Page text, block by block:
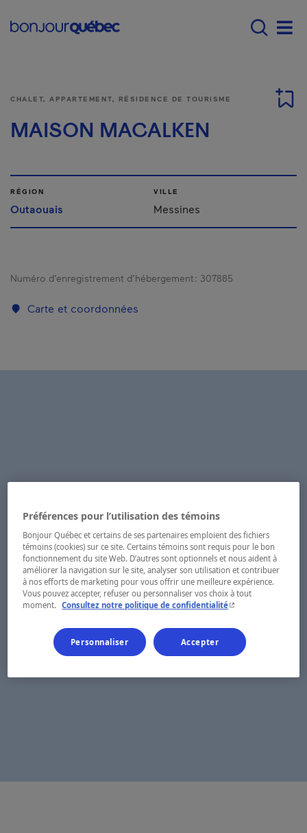
Main navigation -
CHALET, APPARTEMENT, RÉSIDENCE DE TOURISME
MAISON MACALKEN
RÉGION
Outaouais
VILLE
Messines
Numéro d’enregistrement d’hébergement : 307885
Carte et coordonnées
Préférences pour l’utilisation des témoins
Bonjour Québec et certains de ses partenaires emploient des fichiers
témoins (cookies) sur ce site. Certains témoins sont requis pour le bon
fonctionnement du site Web. D’autres sont optionnels et nous aident à
améliorer la navigation sur le site, analyser son utilisation et contribuer
à nos efforts de marketing pour vous offrir une meilleure expérience.
Vous pouvez accepter, refuser ou personnaliser vos choix à tout
moment.
Consultez notre politique de confidentialité- Cet hyperlien
Personnaliser Accepter